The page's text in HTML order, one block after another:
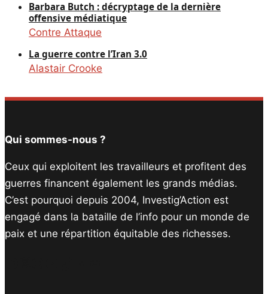
Barbara Butch : décryptage de la dernière
offensive médiatique
Contre Attaque
La guerre contre l’Iran 3.0
Alastair Crooke
Qui sommes-nous ?
Ceux qui exploitent les travailleurs et profitent des
guerres financent également les grands médias.
C’est pourquoi depuis 2004, Investig’Action est
engagé dans la bataille de l’info pour un monde de
paix et une répartition équitable des richesses.